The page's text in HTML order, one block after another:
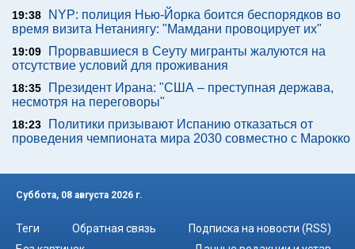
19:38
NYP: полиция Нью-Йорка боится беспорядков во
время визита Нетаниягу: "Мамдани провоцирует их"
19:09
Прорвавшиеся в Сеуту мигранты жалуются на
отсутствие условий для проживания
18:35
Президент Ирана: "США – преступная держава,
несмотря на переговоры"
18:23
Политики призывают Испанию отказаться от
проведения чемпионата мира 2030 совместно с Марокко
Суббота, 08 августа 2026 г.
Теги Обратная связь
Подписка на новости (RSS)